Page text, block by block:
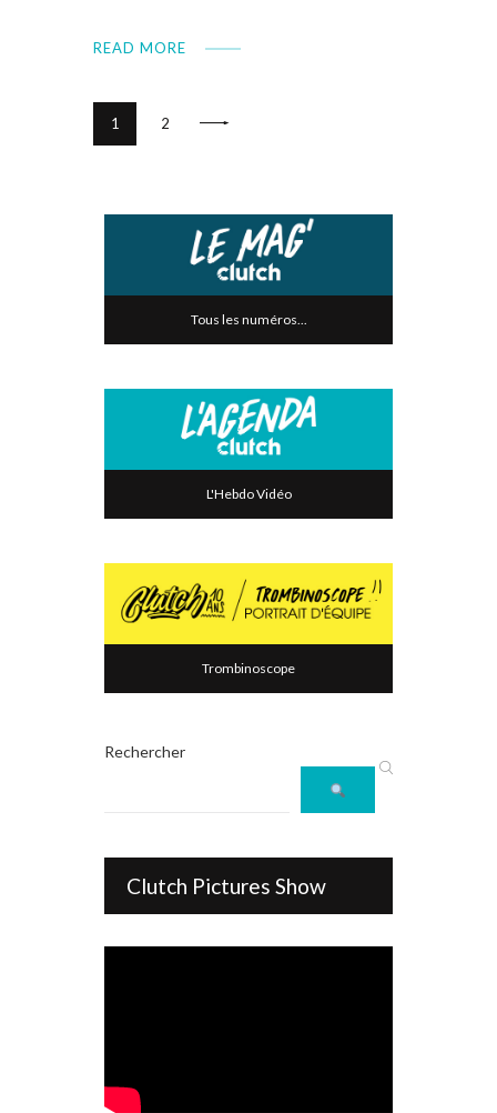
READ MORE
1 2
Tous les numéros...
L'Hebdo Vidéo
Trombinoscope
Rechercher
Clutch Pictures Show